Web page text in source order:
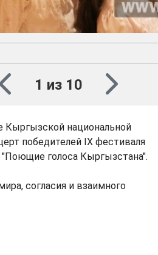
1 из 10
Кыргызской национальной
победителей IХ фестиваля
голоса Кыргызстана".
согласия и взаимного